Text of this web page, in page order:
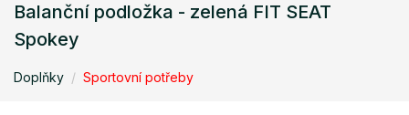
Balanční podložka - zelená FIT SEAT
Spokey
Doplňky Sportovní potřeby